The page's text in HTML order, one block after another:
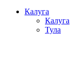
Калуга
Калуга
Тула